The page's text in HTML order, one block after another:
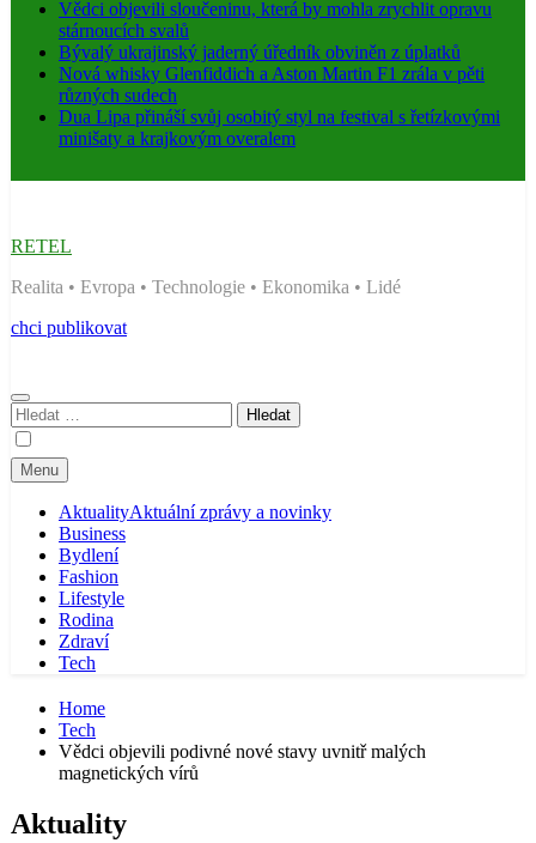
Vědci objevili sloučeninu, která by mohla zrychlit opravu
stárnoucích svalů
Bývalý ukrajinský jaderný úředník obviněn z úplatků
Nová whisky Glenfiddich a Aston Martin F1 zrála v pěti
různých sudech
Dua Lipa přináší svůj osobitý styl na festival s řetízkovými
minišaty a krajkovým overalem
RETEL
Realita • Evropa • Technologie • Ekonomika • Lidé
chci publikovat
Vyhledávání
Menu
AktualityAktuální zprávy a novinky
Business
Bydlení
Fashion
Lifestyle
Rodina
Zdraví
Tech
Home
Tech
Vědci objevili podivné nové stavy uvnitř malých
magnetických vírů
Aktuality